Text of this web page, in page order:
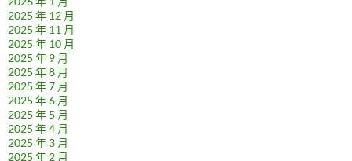
2025 年 12 月
2025 年 11 月
2025 年 10 月
2025 年 9 月
2025 年 8 月
2025 年 7 月
2025 年 6 月
2025 年 5 月
2025 年 4 月
2025 年 3 月
2025 年 2 月